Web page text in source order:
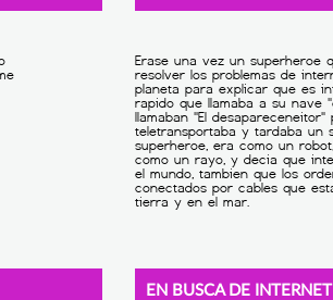
EN BUSCA DE INTERNET